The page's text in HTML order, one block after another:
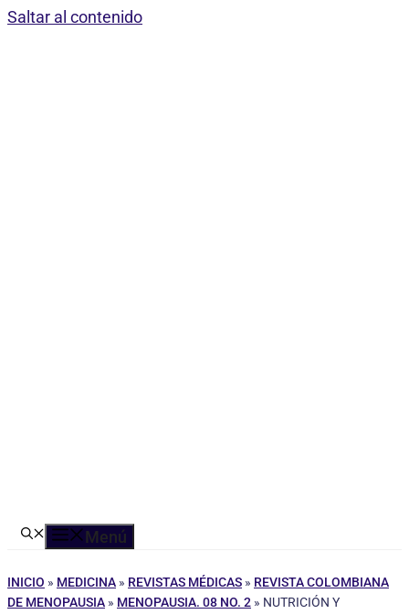
Saltar al contenido
Menú
INICIO » MEDICINA » REVISTAS MÉDICAS » REVISTA COLOMBIANA
DE MENOPAUSIA » MENOPAUSIA. 08 NO. 2 » NUTRICIÓN Y